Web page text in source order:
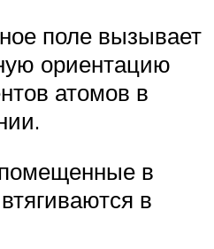
поле вызывает
ориентацию
атомов в
в
в